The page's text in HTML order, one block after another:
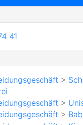
41
>
>
>